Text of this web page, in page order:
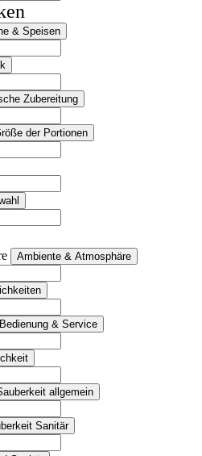
& Speisen
Zubereitung
der Portionen
Ambiente & Atmosphäre
Bedienung & Service
allgemein
Sanitär